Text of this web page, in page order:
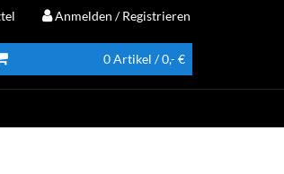
Anmelden / Registrieren
0 Artikel / 0,- €